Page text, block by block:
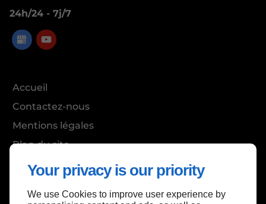
Your privacy is our priority
We use Cookies to improve user experience by
24h/24 - 7j/7
Accueil
Contactez-nous
Mentions légales
Plan du site
Haut de page